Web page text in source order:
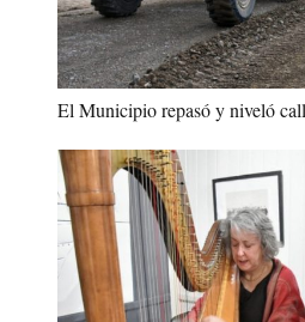
El Municipio repasó y niveló